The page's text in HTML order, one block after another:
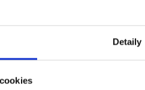
Detaily